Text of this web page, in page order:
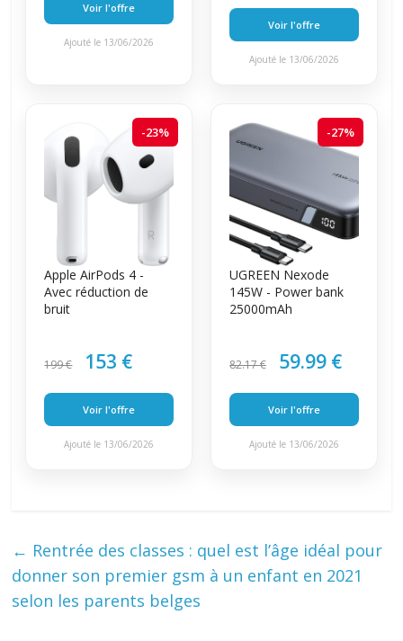
Voir l'offre
Ajouté le 13/06/2026
Voir l'offre
Ajouté le 13/06/2026
-23%
Apple AirPods 4 -
Avec réduction de
bruit
199 € 153 €
Voir l'offre
Ajouté le 13/06/2026
-27%
UGREEN Nexode
145W - Power bank
25000mAh
82.17 € 59.99 €
Voir l'offre
Ajouté le 13/06/2026
← Rentrée des classes : quel est l’âge idéal pour
donner son premier gsm à un enfant en 2021
selon les parents belges